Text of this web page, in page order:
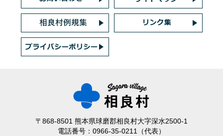
〒868-8501 熊本県球磨郡相良村大字深水2500-1
電話番号：0966-35-0211（代表）